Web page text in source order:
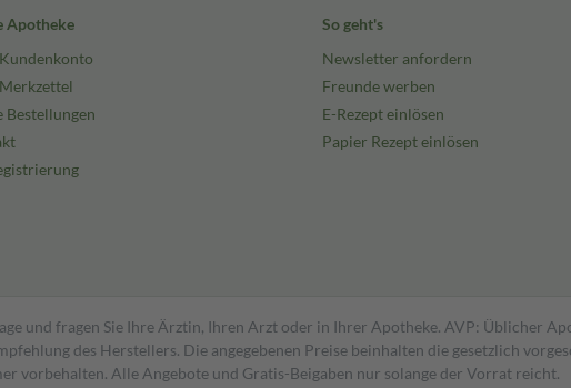
Apotheke
Bestellungen
So geht's
Newsletter anfordern
Freunde werben
E-Rezept einlösen
Papier Rezept einlösen
und fragen Sie Ihre Ärztin, Ihren Arzt oder in Ihrer Apotheke. AVP: Üblicher
des Herstellers. Die angegebenen Preise beinhalten die gesetzlich
vorbehalten. Alle Angebote und Gratis-Beigaben nur solange der Vorrat reicht.